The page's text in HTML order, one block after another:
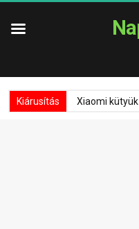
Kiárusítás Xiaomi kütyük